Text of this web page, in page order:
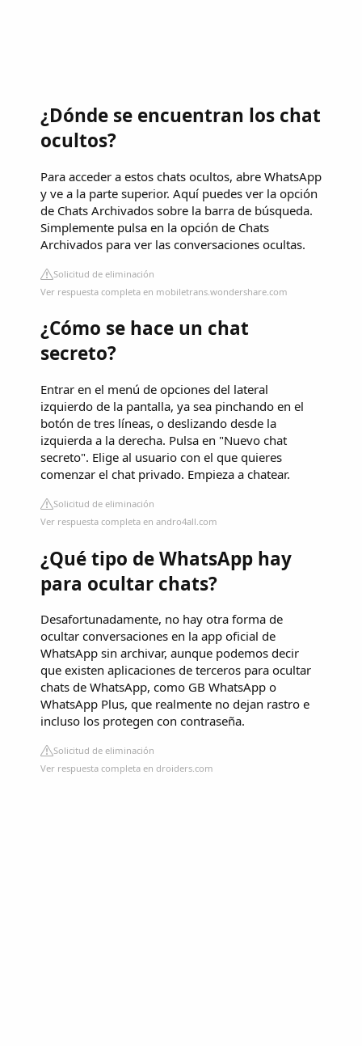
¿Dónde se encuentran los chat
ocultos?
Para acceder a estos chats ocultos, abre WhatsApp
y ve a la parte superior. Aquí puedes ver la opción
de Chats Archivados sobre la barra de búsqueda.
Simplemente pulsa en la opción de Chats
Archivados para ver las conversaciones ocultas.
Solicitud de eliminación
Ver respuesta completa en mobiletrans.wondershare.com
¿Cómo se hace un chat
secreto?
Entrar en el menú de opciones del lateral
izquierdo de la pantalla, ya sea pinchando en el
botón de tres líneas, o deslizando desde la
izquierda a la derecha. Pulsa en "Nuevo chat
secreto". Elige al usuario con el que quieres
comenzar el chat privado. Empieza a chatear.
Solicitud de eliminación
Ver respuesta completa en andro4all.com
¿Qué tipo de WhatsApp hay
para ocultar chats?
Desafortunadamente, no hay otra forma de
ocultar conversaciones en la app oficial de
WhatsApp sin archivar, aunque podemos decir
que existen aplicaciones de terceros para ocultar
chats de WhatsApp, como GB WhatsApp o
WhatsApp Plus, que realmente no dejan rastro e
incluso los protegen con contraseña.
Solicitud de eliminación
Ver respuesta completa en droiders.com